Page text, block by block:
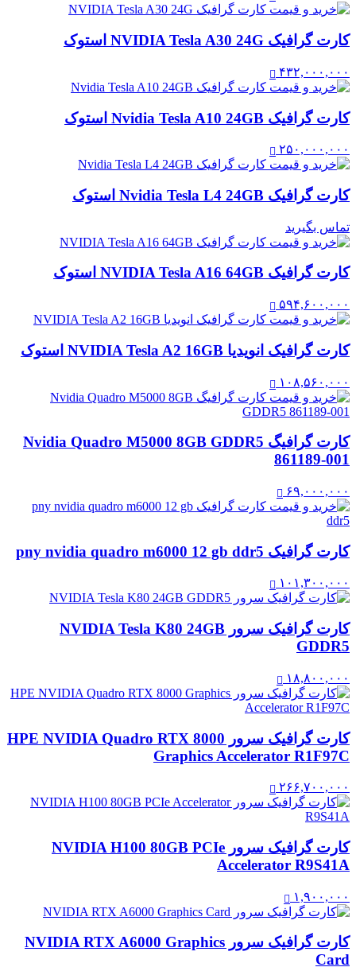
کارت گرافیک NVIDIA Tesla A30 24G استوک
۴۳۲,۰۰۰,۰۰۰
کارت گرافیک Nvidia Tesla A10 24GB استوک
۲۵۰,۰۰۰,۰۰۰
کارت گرافیک Nvidia Tesla L4 24GB استوک
تماس بگیرید
کارت گرافیک NVIDIA Tesla A16 64GB استوک
۵۹۴,۶۰۰,۰۰۰
کارت گرافیک انویدیا NVIDIA Tesla A2 16GB استوک
۱۰۸,۵۶۰,۰۰۰
کارت گرافیگ Nvidia Quadro M5000 8GB GDDR5
861189-001
۶۹,۰۰۰,۰۰۰
کارت گرافیک pny nvidia quadro m6000 12 gb ddr5
۱۰۱,۳۰۰,۰۰۰
کارت گرافیک سرور NVIDIA Tesla K80 24GB
GDDR5
۱۸,۸۰۰,۰۰۰
کارت گرافیک سرور HPE NVIDIA Quadro RTX 8000
Graphics Accelerator R1F97C
۲۶۶,۷۰۰,۰۰۰
کارت گرافیک سرور NVIDIA H100 80GB PCIe
Accelerator R9S41A
۱,۹۰۰,۰۰۰
کارت گرافیک سرور NVIDIA RTX A6000 Graphics
Card